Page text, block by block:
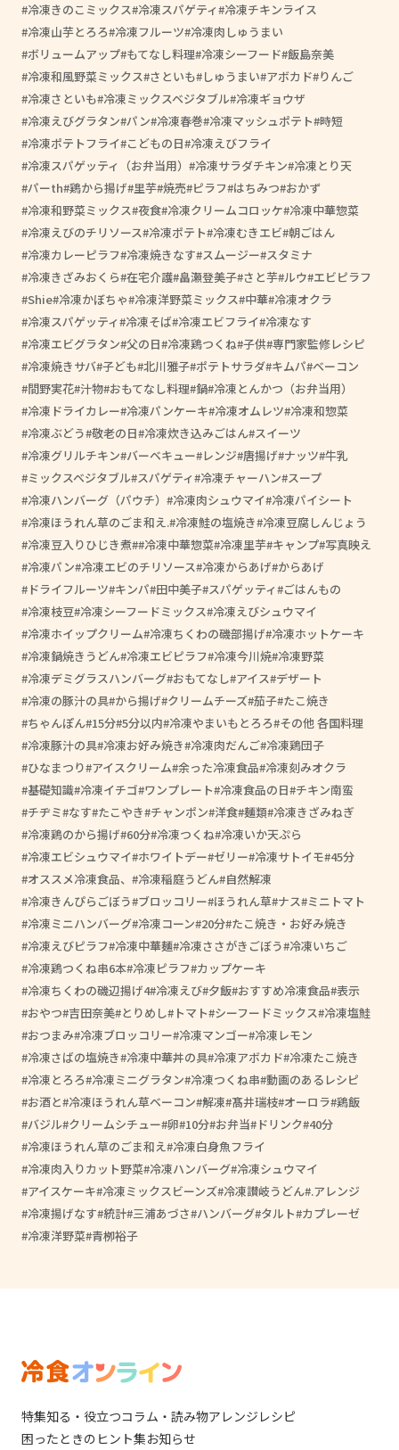
冷凍きのこミックス 冷凍スパゲティ 冷凍チキンライス
冷凍山芋とろろ 冷凍フルーツ 冷凍肉しゅうまい
ボリュームアップ もてなし料理 冷凍シーフード 飯島奈美
冷凍和風野菜ミックス さといも しゅうまい アボカド りんご
冷凍さといも 冷凍ミックスベジタブル 冷凍ギョウザ
冷凍えびグラタン パン 冷凍春巻 冷凍マッシュポテト 時短
冷凍ポテトフライ こどもの日 冷凍えびフライ
冷凍スパゲッティ（お弁当用）
冷凍サラダチキン 冷凍とり天
パーth 鶏から揚げ 里芋 焼売 ピラフ はちみつ おかず
冷凍和野菜ミックス 夜食 冷凍クリームコロッケ 冷凍中華惣菜
冷凍えびのチリソース 冷凍ポテト 冷凍むきエビ 朝ごはん
冷凍カレーピラフ 冷凍焼きなす スムージー スタミナ
冷凍きざみおくら 在宅介護 畠瀬登美子 さと芋 ルウ エビピラフ
Shie 冷凍かぼちゃ 冷凍洋野菜ミックス 中華 冷凍オクラ
冷凍スパゲッティ 冷凍そば 冷凍エビフライ 冷凍なす
冷凍エビグラタン 父の日 冷凍鶏つくね 子供 専門家監修レシピ
冷凍焼きサバ 子ども 北川雅子 ポテトサラダ キムパ ベーコン
間野実花 汁物 おもてなし料理 鍋 冷凍とんかつ（お弁当用）
冷凍ドライカレー 冷凍パンケーキ 冷凍オムレツ 冷凍和惣菜
冷凍ぶどう 敬老の日 冷凍炊き込みごはん スイーツ
冷凍グリルチキン バーベキュー レンジ 唐揚げ ナッツ 牛乳
ミックスベジタブル スパゲティ 冷凍チャーハン スープ
冷凍ハンバーグ（パウチ）
冷凍肉シュウマイ 冷凍パイシート
冷凍ほうれん草のごま和え. 冷凍鮭の塩焼き 冷凍豆腐しんじょう
冷凍豆入りひじき煮 #冷凍中華惣菜 冷凍里芋 キャンプ 写真映え
冷凍パン 冷凍エビのチリソース 冷凍からあげ からあげ
ドライフルーツ キンパ 田中美子 スパゲッティ
ごはんもの
冷凍枝豆 冷凍シーフードミックス 冷凍えびシュウマイ
冷凍ホイップクリーム 冷凍ちくわの磯部揚げ 冷凍ホットケーキ
冷凍鍋焼きうどん 冷凍エビピラフ 冷凍今川焼 冷凍野菜
冷凍デミグラスハンバーグ おもてなし アイス デザート
冷凍の豚汁の具 から揚げ クリームチーズ 茄子 たこ焼き
ちゃんぽん 15分 5分以内 冷凍やまいもとろろ その他 各国料理
冷凍豚汁の具 冷凍お好み焼き 冷凍肉だんご 冷凍鶏団子
ひなまつり アイスクリーム 余った冷凍食品 冷凍刻みオクラ
基礎知識 冷凍イチゴ ワンプレート 冷凍食品の日 チキン南蛮
チヂミ なす たこやき チャンポン 洋食 麺類 冷凍きざみねぎ
冷凍鶏のから揚げ 60分 冷凍つくね 冷凍いか天ぷら
冷凍エビシュウマイ ホワイトデー ゼリー 冷凍サトイモ 45分
オススメ冷凍食品、
冷凍稲庭うどん 自然解凍
冷凍きんぴらごぼう ブロッコリー ほうれん草 ナス ミニトマト
冷凍ミニハンバーグ 冷凍コーン 20分 たこ焼き・お好み焼き
冷凍えびピラフ 冷凍中華麺 冷凍ささがきごぼう 冷凍いちご
冷凍鶏つくね串6本 冷凍ピラフ カップケーキ
冷凍ちくわの磯辺揚げ4 冷凍えび 夕飯 おすすめ冷凍食品 表示
おやつ 吉田奈美 とりめし トマト シーフードミックス 冷凍塩鮭
おつまみ 冷凍ブロッコリー 冷凍マンゴー 冷凍レモン
冷凍さばの塩焼き 冷凍中華丼の具 冷凍アボカド 冷凍たこ焼き
冷凍とろろ 冷凍ミニグラタン 冷凍つくね串 動画のあるレシピ
お酒と 冷凍ほうれん草ベーコン 解凍 髙井瑞枝 オーロラ 鶏飯
バジル クリームシチュー 卵 10分 お弁当 ドリンク 40分
冷凍ほうれん草のごま和え 冷凍白身魚フライ
冷凍肉入りカット野菜 冷凍ハンバーグ 冷凍シュウマイ
アイスケーキ 冷凍ミックスビーンズ 冷凍讃岐うどん .アレンジ
冷凍揚げなす 統計 三浦あづさ ハンバーグ タルト カプレーゼ
冷凍洋野菜 青栁裕子
特集知る・役立つコラム・読み物アレンジレシピ
困ったときのヒント集お知らせ